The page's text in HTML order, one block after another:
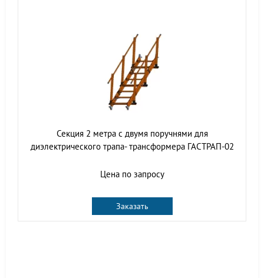
Секция 2 метра с двумя поручнями для
диэлектрического трапа- трансформера ГАСТРАП-02
Цена по запросу
Заказать